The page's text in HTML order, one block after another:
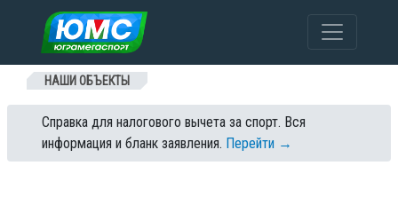
Перейти к содержанию
НАШИ ОБЪЕКТЫ
Справка для налогового вычета за спорт. Вся
информация и бланк заявления. Перейти →